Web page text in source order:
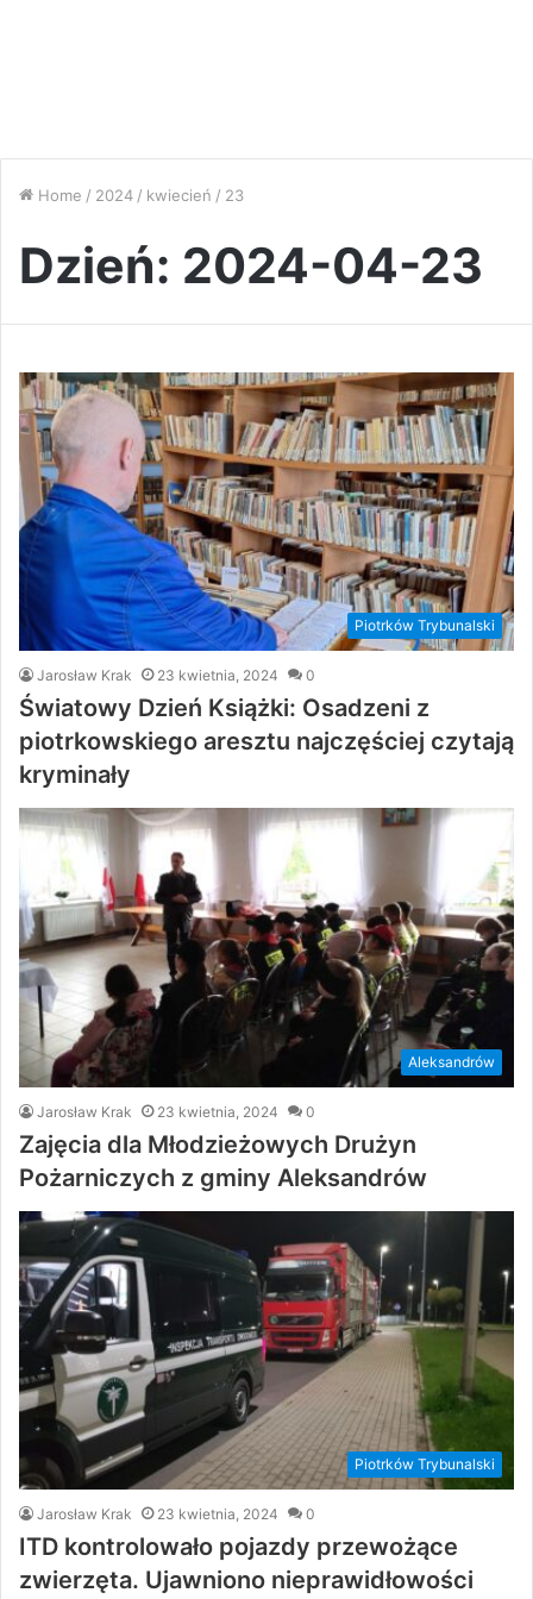
Home / 2024 / kwiecień / 23
Dzień: 2024-04-23
Piotrków Trybunalski
Jarosław Krak 23 kwietnia, 2024 0
Światowy Dzień Książki: Osadzeni z
piotrkowskiego aresztu najczęściej czytają
kryminały
Aleksandrów
Jarosław Krak 23 kwietnia, 2024 0
Zajęcia dla Młodzieżowych Drużyn
Pożarniczych z gminy Aleksandrów
Piotrków Trybunalski
Jarosław Krak 23 kwietnia, 2024 0
ITD kontrolowało pojazdy przewożące
zwierzęta. Ujawniono nieprawidłowości